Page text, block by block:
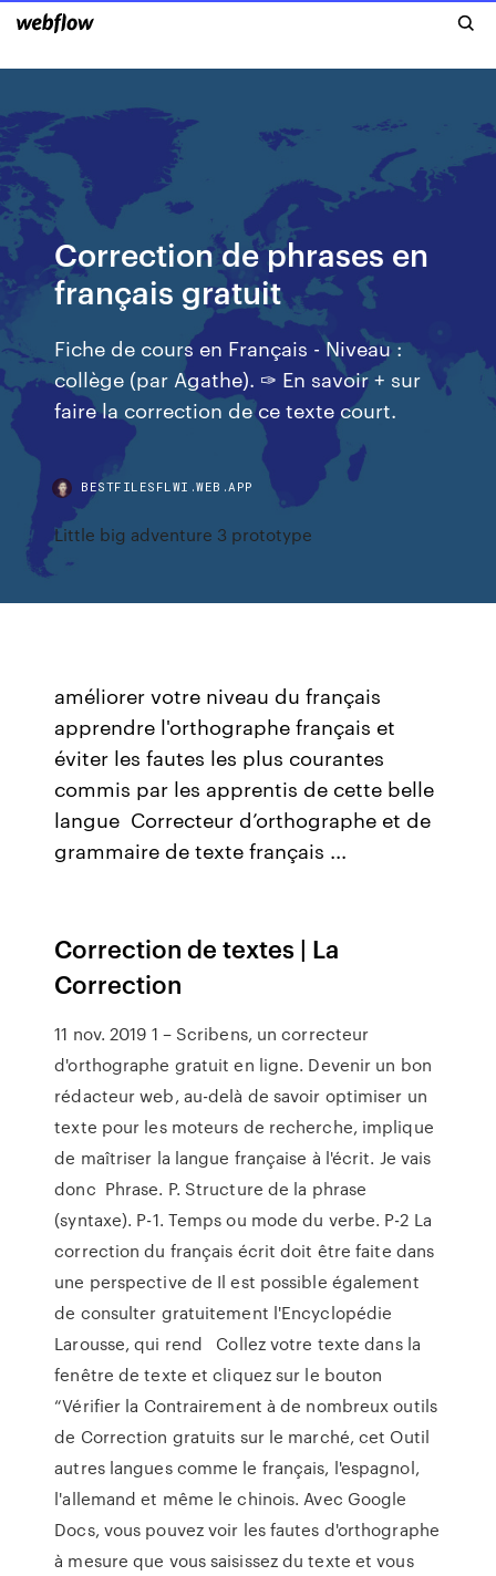
Correction de phrases en
français gratuit
Fiche de cours en Français - Niveau :
collège (par Agathe). ✑ En savoir + sur
faire la correction de ce texte court.
BESTFILESFLWI.WEB.APP
Little big adventure 3 prototype
améliorer votre niveau du français
apprendre l'orthographe français et
éviter les fautes les plus courantes
commis par les apprentis de cette belle
langue Correcteur d’orthographe et de
grammaire de texte français ...
Correction de textes | La
Correction
11 nov. 2019 1 – Scribens, un correcteur
d'orthographe gratuit en ligne. Devenir un bon
rédacteur web, au-delà de savoir optimiser un
texte pour les moteurs de recherche, implique
de maîtriser la langue française à l'écrit. Je vais
donc Phrase. P. Structure de la phrase
(syntaxe). P-1. Temps ou mode du verbe. P-2 La
correction du français écrit doit être faite dans
une perspective de Il est possible également
de consulter gratuitement l'Encyclopédie
Larousse, qui rend Collez votre texte dans la
fenêtre de texte et cliquez sur le bouton
“Vérifier la Contrairement à de nombreux outils
de Correction gratuits sur le marché, cet Outil
autres langues comme le français, l'espagnol,
l'allemand et même le chinois. Avec Google
Docs, vous pouvez voir les fautes d'orthographe
à mesure que vous saisissez du texte et vous